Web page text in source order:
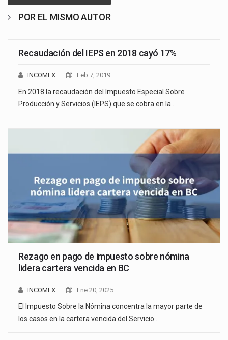
POR EL MISMO AUTOR
Recaudación del IEPS en 2018 cayó 17%
INCOMEX Feb 7, 2019
En 2018 la recaudación del Impuesto Especial Sobre
Producción y Servicios (IEPS) que se cobra en la…
Rezago en pago de impuesto sobre nómina
lidera cartera vencida en BC
INCOMEX Ene 20, 2025
El Impuesto Sobre la Nómina concentra la mayor parte de
los casos en la cartera vencida del Servicio…